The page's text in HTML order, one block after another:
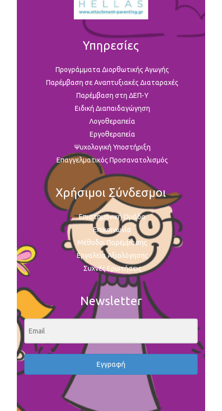
Υπηρεσίες
Προγράμματα Διορθωτικής Αγωγής
Παρέμβαση σε Αναπτυξιακές Διαταραχές
Παρέμβαση στη ΔΕΠ-Υ
Ειδική Διαπαιδαγώγηση
Λογοθεραπεία
Εργοθεραπεία
Ψυχολογική Υποστήριξη
Επαγγελματικός Προσανατολισμός
Χρήσιμοι Σύνδεσμοι
Επιστημονική Ομάδα
Επικοινωνία
Μέθοδοι Παρέμβασης
Εργαλεία Αξιολόγησης
Συχνές Ερωτήσεις
Newsletter
Εγγραφή